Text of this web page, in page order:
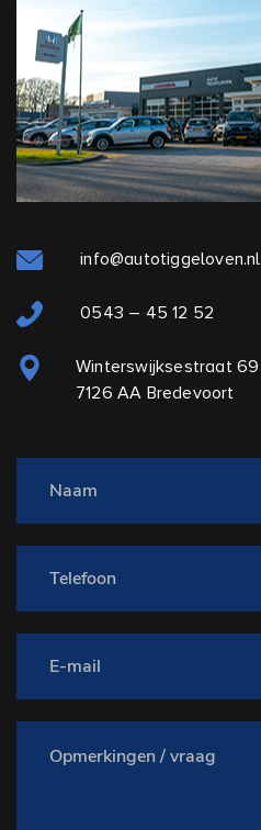
info@autotiggeloven.nl
0543 – 45 12 52
Winterswijksestraat 69
7126 AA Bredevoort